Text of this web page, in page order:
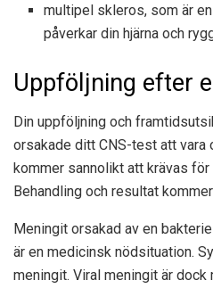
multipel skleros, som är
påverkar din hjärna och
Uppföljning efter
Din uppföljning och
orsakade ditt CNS-test att vara
kommer sannolikt att krävas
Behandling och resultat
Meningit orsakad av en
är en medicinsk nödsituation.
meningit. Viral meningit är dock